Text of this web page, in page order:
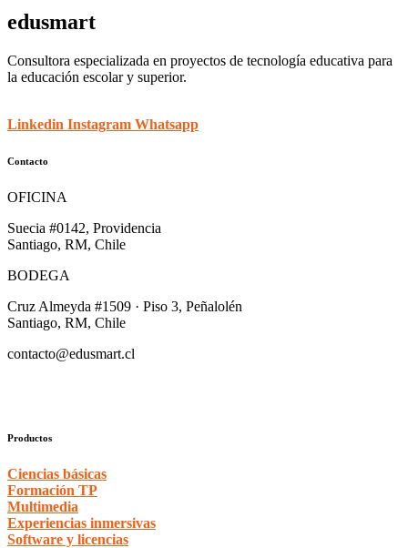
edusmart
Consultora especializada en proyectos de tecnología educativa para
la educación escolar y superior.
Linkedin Instagram Whatsapp
Contacto
OFICINA
Suecia #0142, Providencia
Santiago, RM, Chile
BODEGA
Cruz Almeyda #1509 · Piso 3, Peñalolén
Santiago, RM, Chile
contacto@edusmart.cl
Productos
Ciencias básicas
Formación TP
Multimedia
Experiencias inmersivas
Software y licencias